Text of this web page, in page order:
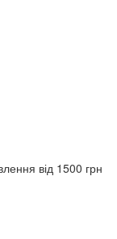
від 1500 грн